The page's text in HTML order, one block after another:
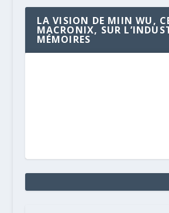
LA VISION DE MIIN WU,
MACRONIX, SUR
MÉMOIRES